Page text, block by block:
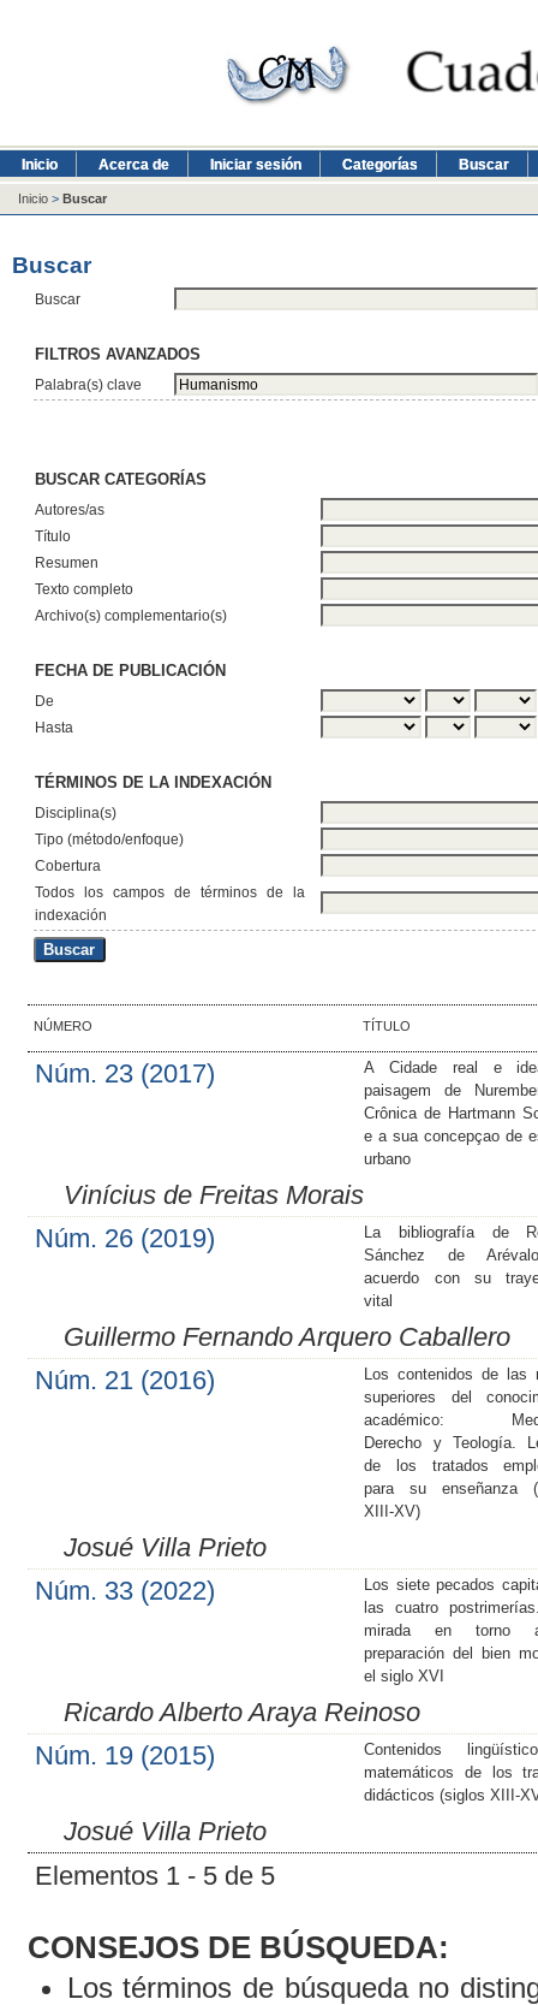
Inicio Acerca de Iniciar sesión Categorías Buscar
Inicio > Buscar
Buscar
Buscar
FILTROS AVANZADOS
Palabra(s) clave
BUSCAR CATEGORÍAS
Autores/as
Título
Resumen
Texto completo
Archivo(s) complementario(s)
FECHA DE PUBLICACIÓN
De
Hasta
TÉRMINOS DE LA INDEXACIÓN
Disciplina(s)
Tipo (método/enfoque)
Cobertura
Todos los campos de términos de la
indexación
NÚMERO TÍTULO
Núm. 23 (2017)
A Cidade real e
paisagem de
Crônica de Hartmann
e a sua concepçao de
urbano
Vinícius de Freitas Morais
Núm. 26 (2019)
La bibliografía de
Sánchez de
acuerdo con su
vital
Guillermo Fernando Arquero Caballero
Núm. 21 (2016)
Los contenidos de las
superiores del
académico:
Derecho y Teología.
de los tratados
para su enseñanza
XIII-XV)
Josué Villa Prieto
Núm. 33 (2022)
Los siete pecados
las cuatro
mirada en torno
preparación del bien
el siglo XVI
Ricardo Alberto Araya Reinoso
Núm. 19 (2015)
Contenidos
matemáticos de los
didácticos (siglos XIII-
Josué Villa Prieto
Elementos 1 - 5 de 5
CONSEJOS DE BÚSQUEDA:
Los términos de búsqueda no